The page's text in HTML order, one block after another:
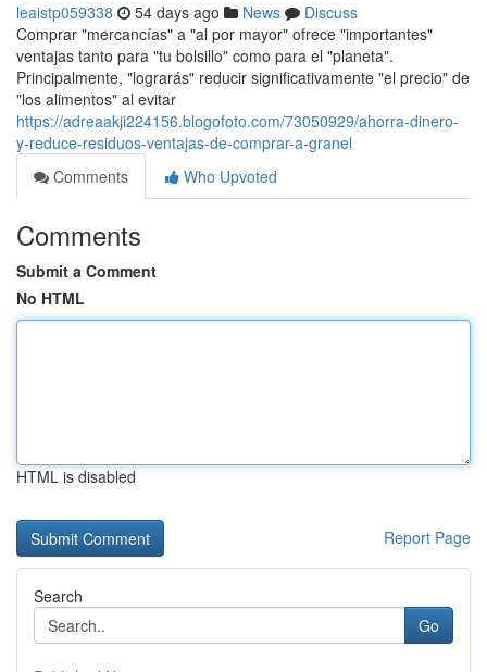
leaistp059338 54 days ago News
Discuss
Comprar "mercancías" a "al por mayor" ofrece "importantes"
ventajas tanto para "tu bolsillo" como para el "planeta".
Principalmente, "lograrás" reducir significativamente "el precio" de
"los alimentos" al evitar
https://adreaakji224156.blogofoto.com/73050929/ahorra-dinero-
y-reduce-residuos-ventajas-de-comprar-a-granel
Comments
Who Upvoted
Comments
Submit a Comment
No HTML
HTML is disabled
Report Page
Search
Go